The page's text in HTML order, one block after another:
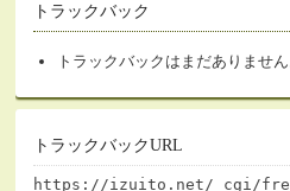
トラックバック
トラックバックはまだありません
トラックバックURL
https://izuito.net/_cgi/